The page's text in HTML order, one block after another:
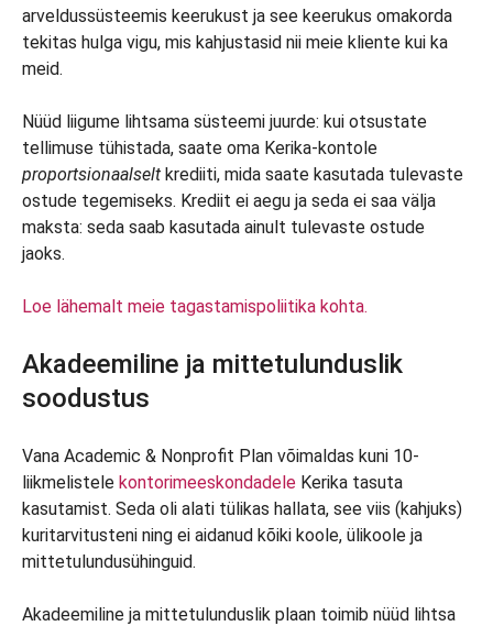
arveldussüsteemis keerukust ja see keerukus omakorda
tekitas hulga vigu, mis kahjustasid nii meie kliente kui ka
meid.
Nüüd liigume lihtsama süsteemi juurde: kui otsustate
tellimuse tühistada, saate oma Kerika-kontole
proportsionaalselt krediiti, mida saate kasutada tulevaste
ostude tegemiseks. Krediit ei aegu ja seda ei saa välja
maksta: seda saab kasutada ainult tulevaste ostude
jaoks.
Loe lähemalt meie tagastamispoliitika kohta.
Akadeemiline ja mittetulunduslik
soodustus
Vana Academic & Nonprofit Plan võimaldas kuni 10-
liikmelistele kontorimeeskondadele Kerika tasuta
kasutamist. Seda oli alati tülikas hallata, see viis (kahjuks)
kuritarvitusteni ning ei aidanud kõiki koole, ülikoole ja
mittetulundusühinguid.
Akadeemiline ja mittetulunduslik plaan toimib nüüd lihtsa